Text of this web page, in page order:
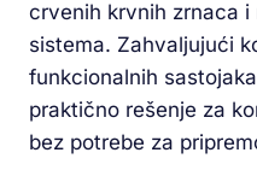
crvenih krvnih zrnaca
sistema. Zahvaljujući
funkcionalnih
praktično rešenje za
bez potrebe za